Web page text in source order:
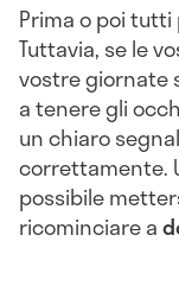
Prima o poi tutti
Tuttavia, se le
vostre giornate
a tenere gli
un chiaro
correttamente.
possibile
ricominciare a